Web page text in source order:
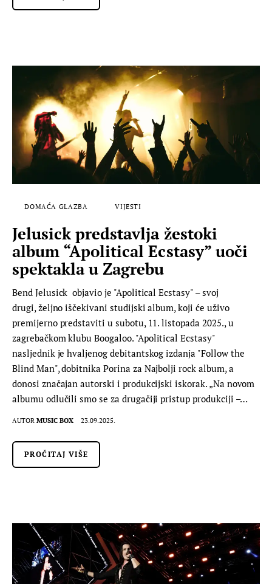
DOMAĆA GLAZBA VIJESTI
Jelusick predstavlja žestoki
album “Apolitical Ecstasy” uoči
spektakla u Zagrebu
Bend Jelusick objavio je "Apolitical Ecstasy" – svoj
drugi, željno iščekivani studijski album, koji će uživo
premijerno predstaviti u subotu, 11. listopada 2025., u
zagrebačkom klubu Boogaloo. "Apolitical Ecstasy"
nasljednik je hvaljenog debitantskog izdanja "Follow the
Blind Man", dobitnika Porina za Najbolji rock album, a
donosi značajan autorski i produkcijski iskorak. „Na novom
albumu odlučili smo se za drugačiji pristup produkciji –…
AUTOR MUSIC BOX 23.09.2025.
PROČITAJ VIŠE